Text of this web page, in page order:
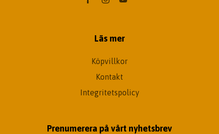
Läs mer
Köpvillkor
Kontakt
Integritetspolicy
Prenumerera på vårt nyhetsbrev